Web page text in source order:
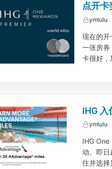
点开卡
ymlulu
现在的
一张房
卡很好，
IHG 入
ymlulu
IHG
动。即
住并选择